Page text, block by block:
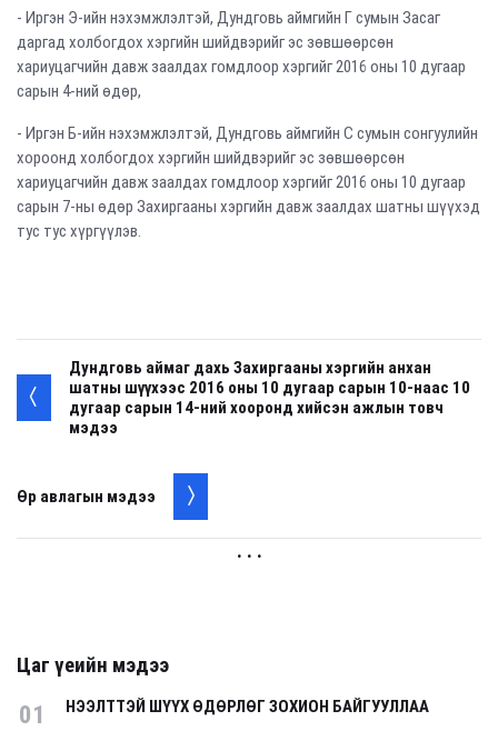
- Иргэн Э-ийн нэхэмжлэлтэй, Дундговь аймгийн Г сумын Засаг
даргад холбогдох хэргийн шийдвэрийг эс зөвшөөрсөн
хариуцагчийн давж заалдах гомдлоор хэргийг 2016 оны 10 дугаар
сарын 4-ний өдөр,
- Иргэн Б-ийн нэхэмжлэлтэй, Дундговь аймгийн С сумын сонгуулийн
хороонд холбогдох хэргийн шийдвэрийг эс зөвшөөрсөн
хариуцагчийн давж заалдах гомдлоор хэргийг 2016 оны 10 дугаар
сарын 7-ны өдөр Захиргааны хэргийн давж заалдах шатны шүүхэд
тус тус хүргүүлэв.
Дундговь аймаг дахь Захиргааны хэргийн анхан
шатны шүүхээс 2016 оны 10 дугаар сарын 10-наас 10
дугаар сарын 14-ний хооронд хийсэн ажлын товч
мэдээ
Өр авлагын мэдээ
. . .
Цаг үеийн мэдээ
01 НЭЭЛТТЭЙ ШҮҮХ ӨДӨРЛӨГ ЗОХИОН БАЙГУУЛЛАА